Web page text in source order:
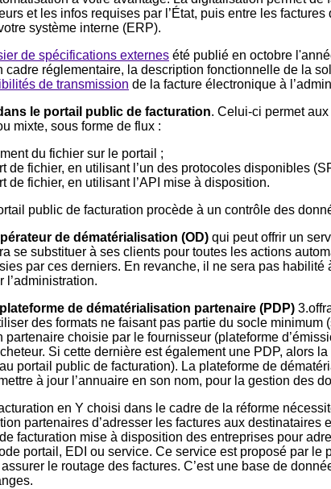
et les infos requises par l’État, puis entre les
système interne (ERP).
de spécifications externes été publié en octobre
cadre réglementaire, la description fonctionnelle de la
de transmission de la facture électronique à
le portail public de facturation. Celui-ci permet
mixte, sous forme de flux :
du fichier sur le portail ;
de fichier, en utilisant l’un des protocoles disponibles
de fichier, en utilisant l’API mise à disposition.
public de facturation procède à un contrôle des
de dématérialisation (OD) qui peut offrir un
se substituer à ses clients pour toutes les actions
par ces derniers. En revanche, il ne sera pas
l’administration.
de dématérialisation partenaire (PDP)
des formats ne faisant pas partie du socle
partenaire choisie par le fournisseur (plateforme
Si cette dernière est également une PDP, alors
portail public de facturation). La plateforme de
à jour l’annuaire en son nom, pour la gestion des
en Y choisi dans le cadre de la réforme
partenaires d’adresser les factures aux
facturation mise à disposition des entreprises pour
portail, EDI ou service. Ce service est proposé par
le routage des factures. C’est une base de